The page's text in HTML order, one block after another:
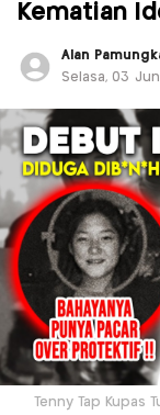
Kematian
Alan
Selasa, 03
Tenny Tap Kupas